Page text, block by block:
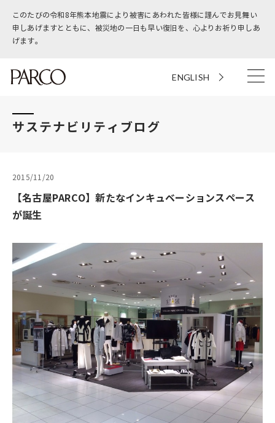
このたびの令和8年熊本地震により被害にあわれた皆様に謹んでお見舞い
申しあげますとともに、被災地の一日も早い復旧を、心よりお祈り申しあ
げます。
ENGLISH
サステナビリティブログ
2015/11/20
【名古屋PARCO】新たなインキュベーションスペース
が誕生